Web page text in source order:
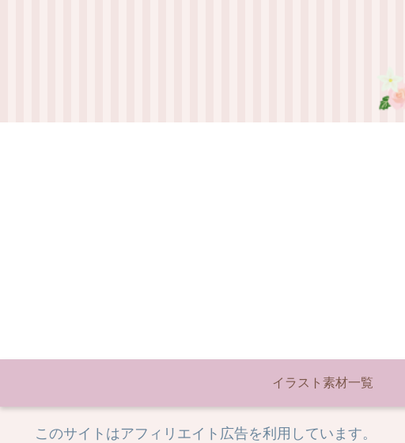
イラスト素材一覧
このサイトはアフィリエイト広告を利用しています。